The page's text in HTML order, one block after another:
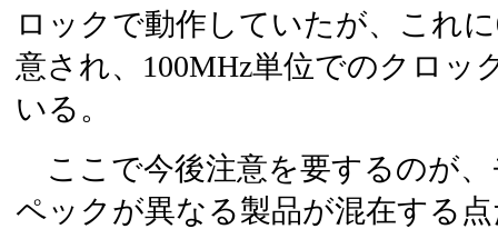
ロックで動作していたが、これ
意され、100MHz単位でのクロッ
いる。
ここで今後注意を要するのが
ペックが異なる製品が混在する